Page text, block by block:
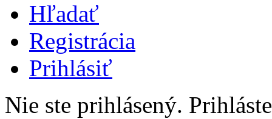
Hľadať
Registrácia
Prihlásiť
Nie ste prihlásený.